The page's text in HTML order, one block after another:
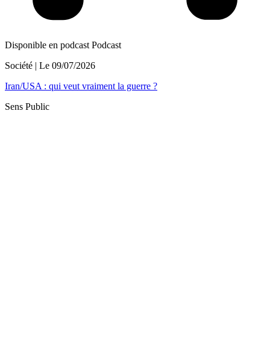
Disponible en podcast Podcast
Société | Le 09/07/2026
Iran/USA : qui veut vraiment la guerre ?
Sens Public